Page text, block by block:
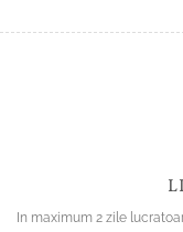
In maximum 2 zile